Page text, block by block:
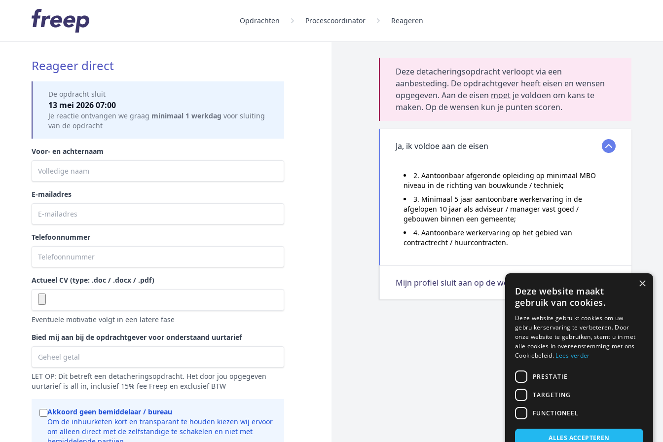
Opdrachten Procescoordinator Reageren
Mijn gegevens
Reageer direct
De opdracht sluit
13 mei 2026 07:00
Je reactie ontvangen we graag minimaal 1 werkdag voor sluiting
van de opdracht
Voor- en achternaam
E-mailadres
Telefoonnummer
Actueel CV (type: .doc / .docx / .pdf)
Eventuele motivatie volgt in een latere fase
Bied mij aan bij de opdrachtgever voor onderstaand uurtarief
LET OP: Dit betreft een detacheringsopdracht. Het door jou opgegeven
uurtarief is all in, inclusief 15% fee Freep en exclusief BTW
Akkoord geen bemiddelaar / bureau
Om de inhuurketen kort en transparant te houden kiezen wij ervoor
om alleen direct met de zelfstandige te schakelen en niet met
Deze detacheringsopdracht verloopt via een
aanbesteding. De opdrachtgever heeft eisen en wensen
opgegeven. Aan de eisen moet je voldoen om kans te
maken. Op de wensen kun je punten scoren.
Ja, ik voldoe aan de eisen
2. Aantoonbaar afgeronde opleiding op minimaal MBO
niveau in de richting van bouwkunde / techniek;
3. Minimaal 5 jaar aantoonbare werkervaring in de
afgelopen 10 jaar als adviseur / manager vast goed /
gebouwen binnen een gemeente;
4. Aantoonbare werkervaring op het gebied van
contractrecht / huurcontracten.
Mijn profiel sluit aan op de wensen ×
Deze website maakt
gebruik van cookies.
Deze website gebruikt cookies om uw
gebruikerservaring te verbeteren. Door
onze website te gebruiken, stemt u in met
alle cookies in overeenstemming met ons
Cookiebeleid. Lees verder
PRESTATIE
TARGETING
FUNCTIONEEL
ALLES ACCEPTEREN